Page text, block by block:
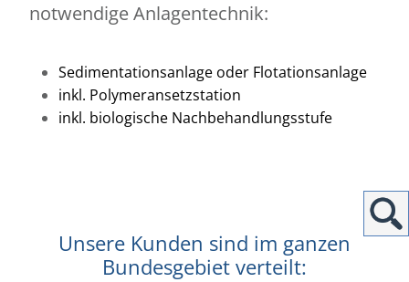
notwendige Anlagentechnik:
Sedimentationsanlage oder Flotationsanlage
inkl. Polymeransetzstation
inkl. biologische Nachbehandlungsstufe
Unsere Kunden sind im ganzen
Bundesgebiet verteilt: